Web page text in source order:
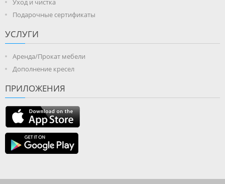
Подарочные сертификаты
УСЛУГИ
Аренда/Прокат мебели
Дополнение кресел
ПРИЛОЖЕНИЯ